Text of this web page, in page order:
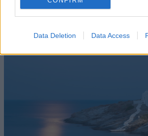
Data Deletion Data Access